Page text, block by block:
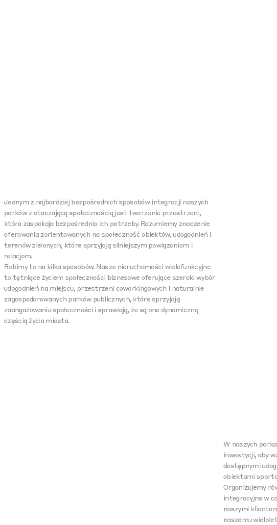
Jednym z najbardziej bezpośrednich sposobów integracji naszych
parków z otaczającą społecznością jest tworzenie przestrzeni,
która zaspokaja bezpośrednio ich potrzeby. Rozumiemy znaczenie
oferowania zorientowanych na społeczność obiektów, udogodnień i
terenów zielonych, które sprzyjają silniejszym powiązaniom i
relacjom.
Robimy to na kilka sposobów. Nasze nieruchomości wielofunkcyjne
to tętniące życiem społeczności biznesowe oferujące szeroki wybór
udogodnień na miejscu, przestrzeni coworkingowych i naturalnie
zagospodarowanych parków publicznych, które sprzyjają
zaangażowaniu społeczności i sprawiają, że są one dynamiczną
częścią życia miasta.
W naszych
inwestycji, aby
dostępnymi
obiektami
Organizujemy
integracyjne w
naszymi
naszemu